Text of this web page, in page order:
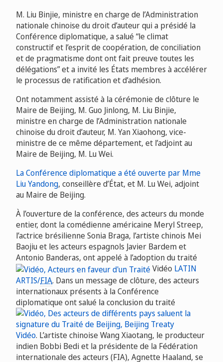
M. Liu Binjie, ministre en charge de l’Administration
nationale chinoise du droit d’auteur qui a présidé la
Conférence diplomatique, a salué “le climat
constructif et l’esprit de coopération, de conciliation
et de pragmatisme dont ont fait preuve toutes les
délégations” et a invité les États membres à accélérer
le processus de ratification et d’adhésion.
Ont notamment assisté à la cérémonie de clôture le
Maire de Beijing, M. Guo Jinlong, M. Liu Binjie,
ministre en charge de l’Administration nationale
chinoise du droit d’auteur, M. Yan Xiaohong, vice-
ministre de ce même département, et l’adjoint au
Maire de Beijing, M. Lu Wei.
La Conférence diplomatique a été ouverte par Mme
Liu Yandong, conseillère d’État, et M. Lu Wei, adjoint
au Maire de Beijing.
À l’ouverture de la conférence, des acteurs du monde
entier, dont la comédienne américaine Meryl Streep,
l’actrice brésilienne Sonia Braga, l’artiste chinois Mei
Baojiu et les acteurs espagnols Javier Bardem et
Antonio Banderas, ont appelé à l’adoption du traité
Vidéo LATIN
ARTIS/FIA. Dans un message de clôture, des acteurs
internationaux présents à la Conférence
diplomatique ont salué la conclusion du traité
Vidéo. L’artiste chinoise Wang Xiaotang, le producteur
indien Bobbi Bedi et la présidente de la Fédération
internationale des acteurs (FIA), Agnette Haaland, se